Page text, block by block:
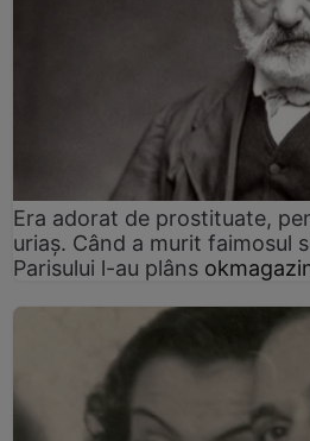
Era adorat de prostituate,
uriaș. Când a murit faimosul
Parisului l-au plâns